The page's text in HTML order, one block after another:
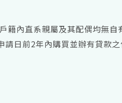
籍內直系親屬及其配偶均無自
請日前2年內購買並辦有貸款